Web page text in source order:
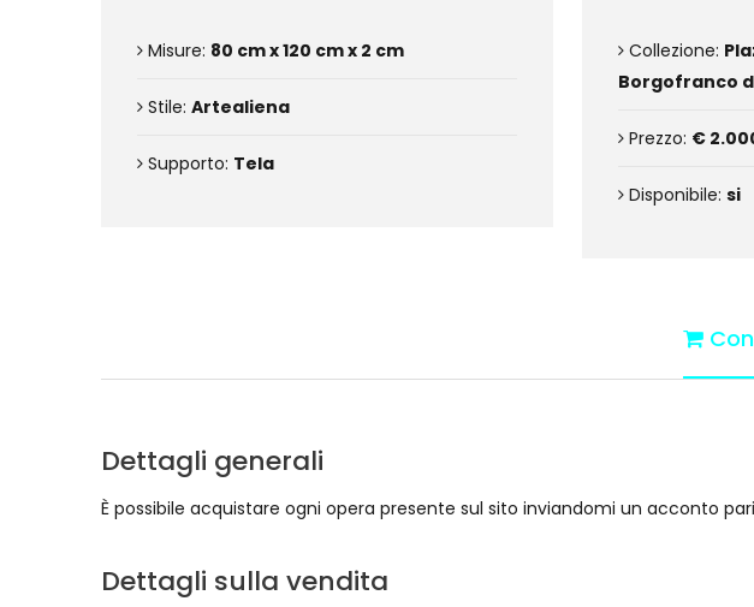
Misure: 80 cm x 120 cm x 2 cm
Stile: Artealiena
Supporto: Tela
Collezione:
Borgofranco
Prezzo: €
Disponibile: si
Dettagli generali
È possibile acquistare ogni opera presente sul sito inviandomi un acconto
Dettagli sulla vendita